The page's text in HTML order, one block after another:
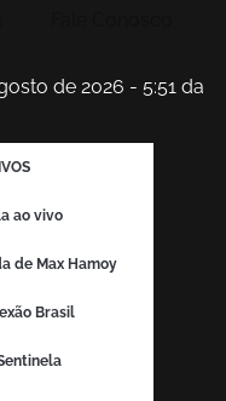
de 2026 - 5:51 da
ao vivo
de Max Hamoy
Brasil